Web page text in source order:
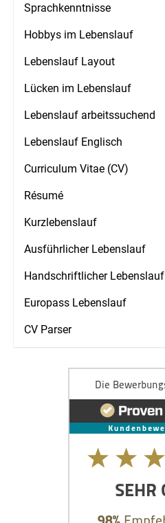
Sprachkenntnisse
Hobbys im Lebenslauf
Lebenslauf Layout
Lücken im Lebenslauf
Lebenslauf arbeitssuchend
Lebenslauf Englisch
Curriculum Vitae (CV)
Résumé
Kurzlebenslauf
Ausführlicher Lebenslauf
Handschriftlicher Lebenslauf
Europass Lebenslauf
CV Parser